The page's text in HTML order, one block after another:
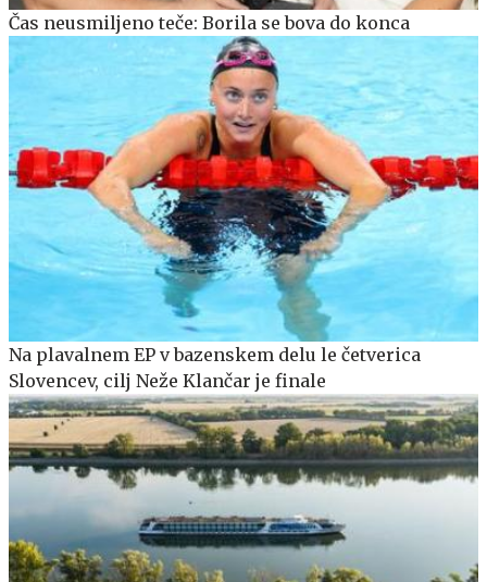
Čas neusmiljeno teče: Borila se bova do konca
Na plavalnem EP v bazenskem delu le četverica
Slovencev, cilj Neže Klančar je finale